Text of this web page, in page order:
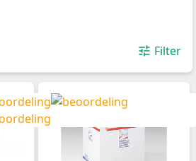
Filter